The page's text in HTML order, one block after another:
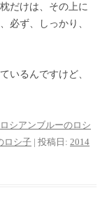
だけは、その上に
必ず、しっかり、
いるんですけど、
ロシアンブルーのロシ
ロシ子 | 投稿日: 2014